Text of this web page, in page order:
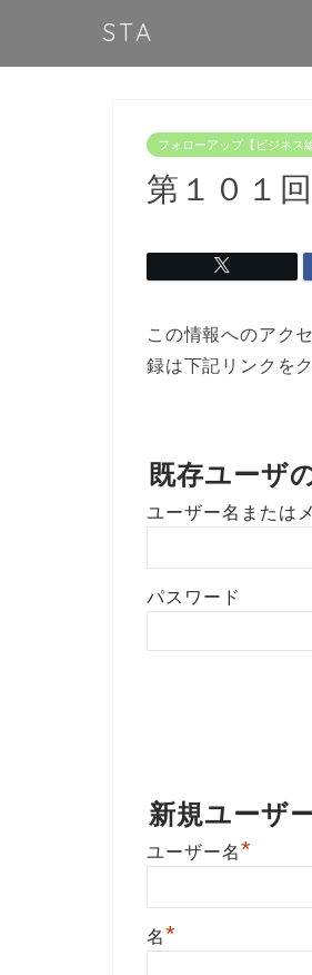
STA
フォローアップ【ビジネス
第１０１
この情報へのアク
録は下記リンクを
既存ユーザ
ユーザー名または
パスワード
新規ユーザ
ユーザー名*
名*